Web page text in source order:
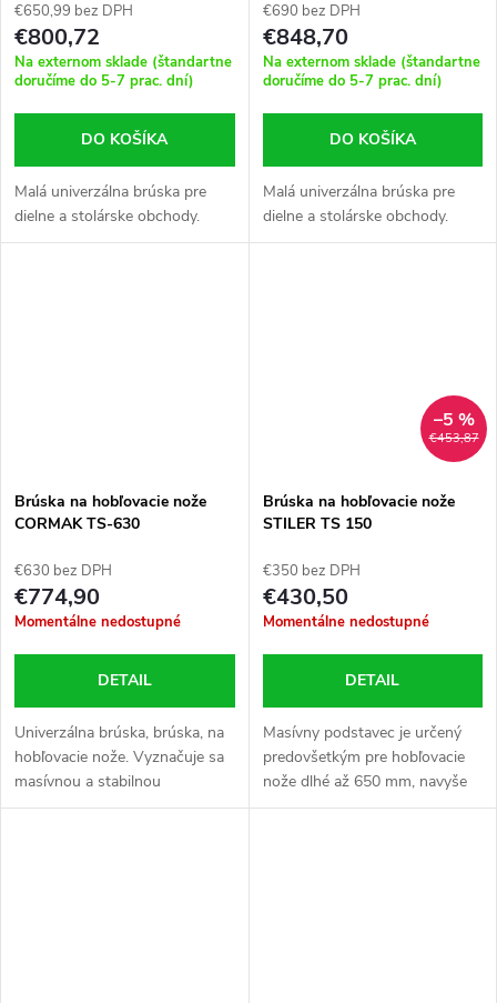
€650,99 bez DPH
€800,72
Na externom sklade (štandartne
doručíme do 5-7 prac. dní)
DO KOŠÍKA
Malá univerzálna brúska pre
dielne a stolárske obchody.
€690 bez DPH
€848,70
Na externom sklade (štandartne
doručíme do 5-7 prac. dní)
DO KOŠÍKA
Malá univerzálna brúska pre
dielne a stolárske obchody.
Brúska na hobľovacie nože
CORMAK TS-630
€630 bez DPH
€774,90
Momentálne nedostupné
DETAIL
Univerzálna brúska, brúska, na
hobľovacie nože. Vyznačuje sa
masívnou a stabilnou
štruktúrou a jednoduchými
€453,87
–5 %
Brúska na hobľovacie nože
STILER TS 150
€350 bez DPH
€430,50
Momentálne nedostupné
DETAIL
Masívny podstavec je určený
predovšetkým pre hobľovacie
nože dlhé až 650 mm, navyše
použiteľný pre špirálové vrtáky